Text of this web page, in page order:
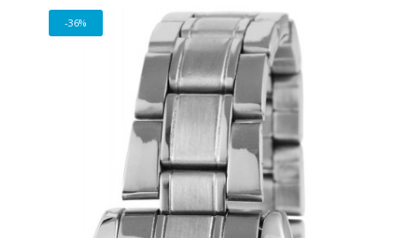
price
was:
price
11
232 Ft.
-36%